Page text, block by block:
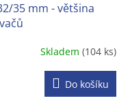
35 mm - většina
Skladem(104 ks)
Do košíku